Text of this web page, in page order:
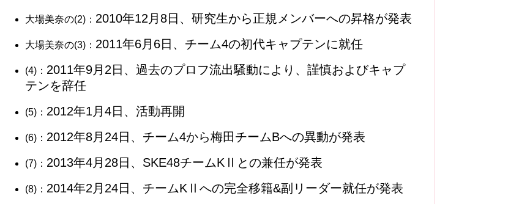
大場美奈の(2)： 2010年12月8日、研究生から正規メンバーへの昇格が発表
大場美奈の(3)： 2011年6月6日、チーム4の初代キャプテンに就任
(4)： 2011年9月2日、過去のプロフ流出騒動により、謹慎およびキャプ
テンを辞任
(5)： 2012年1月4日、活動再開
(6)： 2012年8月24日、チーム4から梅田チームBへの異動が発表
(7)： 2013年4月28日、SKE48チームKⅡとの兼任が発表
(8)： 2014年2月24日、チームKⅡへの完全移籍&副リーダー就任が発表